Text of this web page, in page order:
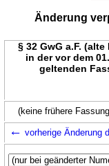
Änderung
§ 32 GwG a.F.
in der vor dem
geltenden
(keine frühere
← vorherige Änderung